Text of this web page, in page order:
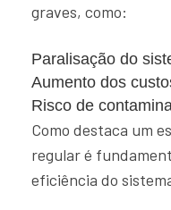
graves, como:
Paralisação do
Aumento dos
Risco de
Como destaca um
regular é
eficiência do